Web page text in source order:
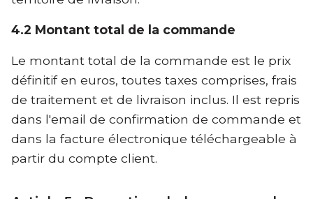
4.2 Montant total de la commande
Le montant total de la commande est le prix
définitif en euros, toutes taxes comprises, frais
de traitement et de livraison inclus. Il est repris
dans l'email de confirmation de commande et
dans la facture électronique téléchargeable à
partir du compte client.